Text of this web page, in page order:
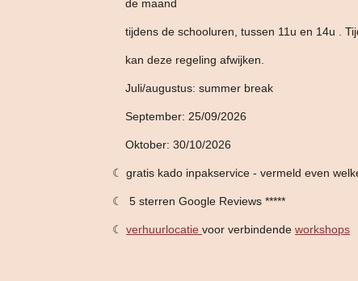
de maand
tijdens de schooluren, tussen 11u en 14u .
kan deze regeling afwijken.
Juli/augustus: summer break
September: 25/09/2026
Oktober: 30/10/2026
☾ gratis kado inpakservice - vermeld even
☾ 5 sterren Google Reviews *****
☾ verhuurlocatie voor verbindende workshops